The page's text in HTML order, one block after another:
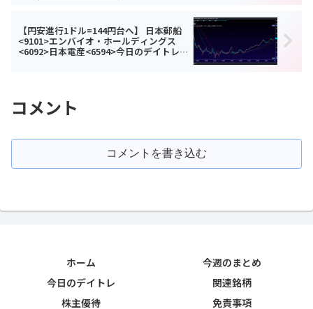
【円安進行1ドル=144円台へ】 日本郵船
<9101>エンバイオ・ホールディングス
<6092>日本電産<6594>今日のデイトレ9
コメント
コメントを書き込む
ホーム
今週のまとめ
今日のデイトレ
関連銘柄
株主優待
免責事項